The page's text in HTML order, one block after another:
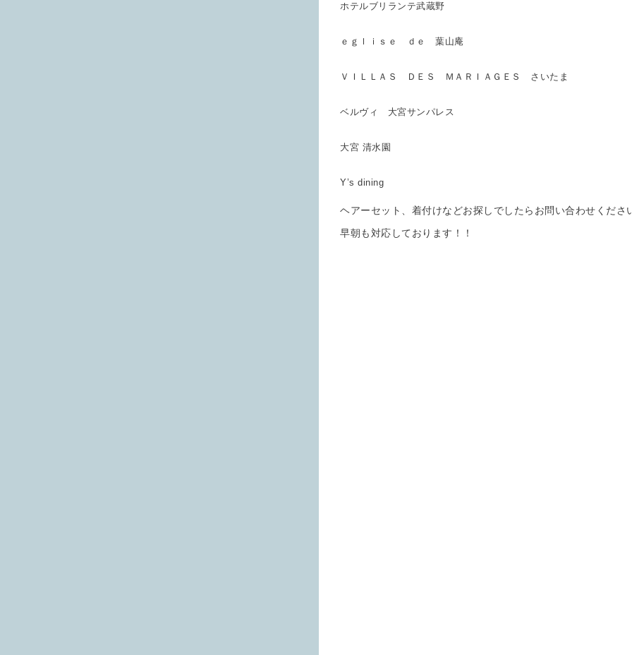
ホテルブリランテ武蔵野
ｅｇｌｉｓｅ ｄｅ 葉山庵
ＶＩＬＬＡＳ ＤＥＳ ＭＡＲＩＡＧＥＳ さいたま
ベルヴィ 大宮サンパレス
大宮 清水園
Y’s dining
ヘアーセット、着付けなどお探しでしたらお問い合わせくださ
早朝も対応しております！！